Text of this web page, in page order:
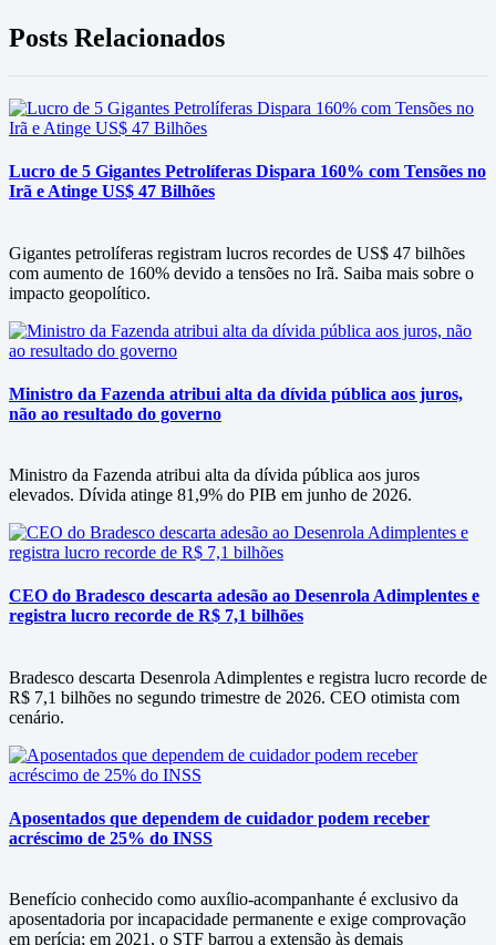
Posts Relacionados
Lucro de 5 Gigantes Petrolíferas Dispara 160% com Tensões no
Irã e Atinge US$ 47 Bilhões
Gigantes petrolíferas registram lucros recordes de US$ 47 bilhões
com aumento de 160% devido a tensões no Irã. Saiba mais sobre o
impacto geopolítico.
Ministro da Fazenda atribui alta da dívida pública aos juros,
não ao resultado do governo
Ministro da Fazenda atribui alta da dívida pública aos juros
elevados. Dívida atinge 81,9% do PIB em junho de 2026.
CEO do Bradesco descarta adesão ao Desenrola Adimplentes e
registra lucro recorde de R$ 7,1 bilhões
Bradesco descarta Desenrola Adimplentes e registra lucro recorde de
R$ 7,1 bilhões no segundo trimestre de 2026. CEO otimista com
cenário.
Aposentados que dependem de cuidador podem receber
acréscimo de 25% do INSS
Benefício conhecido como auxílio-acompanhante é exclusivo da
aposentadoria por incapacidade permanente e exige comprovação
em perícia; em 2021, o STF barrou a extensão às demais